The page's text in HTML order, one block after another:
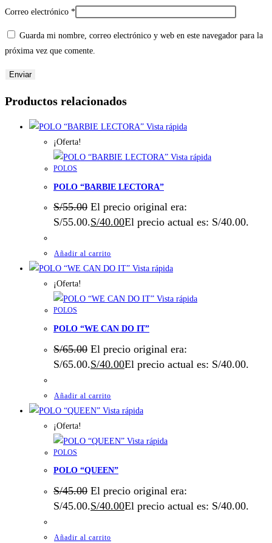
Correo electrónico *
Guarda mi nombre, correo electrónico y web en este navegador para la
próxima vez que comente.
Productos relacionados
Vista rápida
¡Oferta!
Vista rápida
POLOS
POLO “BARBIE LECTORA”
S/55.00 El precio original era:
S/55.00.S/40.00El precio actual es: S/40.00.
Añadir al carrito
Vista rápida
¡Oferta!
Vista rápida
POLOS
POLO “WE CAN DO IT”
S/65.00 El precio original era:
S/65.00.S/40.00El precio actual es: S/40.00.
Añadir al carrito
Vista rápida
¡Oferta!
Vista rápida
POLOS
POLO “QUEEN”
S/45.00 El precio original era:
S/45.00.S/40.00El precio actual es: S/40.00.
Añadir al carrito